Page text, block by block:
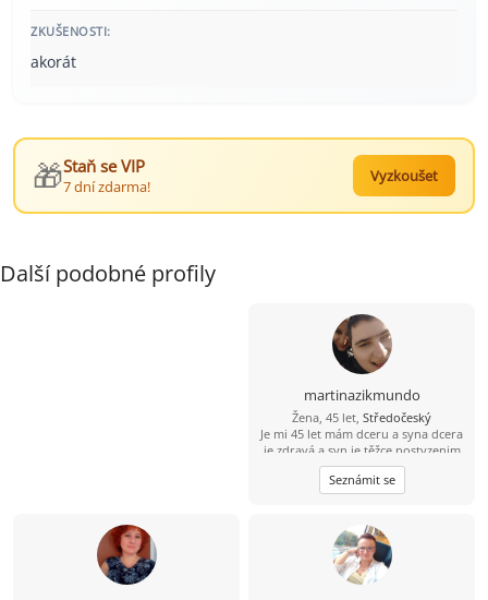
ZKUŠENOSTI:
akorát
🎁Staň se VIP
7 dní zdarma!
Vyzkoušet
Další podobné profily
martinazikmundo
Žena, 45 let, Středočeský
Je mi 45 let mám dceru a syna dcera
je zdravá a syn je těžce postyzenim
starám se o něj 24 hodin denně jinak
mám ráda výlety procházky kino
dojdu s někým na kafe ????
Seznámit se